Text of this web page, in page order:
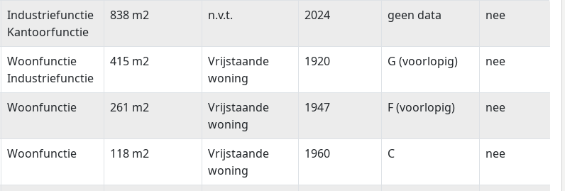
Gebruiksdoel Oppervlakte Woningtype Bouwjaar Energielabel
Bebouwde
Industriefunctie
Kantoorfunctie
838 m2 n.v.t. 2024 geen data nee
Woonfunctie
Industriefunctie
415 m2
Vrijstaande
woning
1920 G (voorlopig) nee
Woonfunctie 261 m2
Vrijstaande
woning
1947 F (voorlopig) nee
Woonfunctie 118 m2
Vrijstaande
woning
1960 C nee